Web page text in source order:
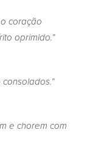
coração
oprimido.”
e chorem com